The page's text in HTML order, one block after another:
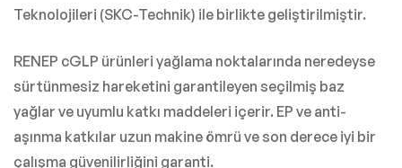
Teknolojileri (SKC-Technik) ile birlikte geliştirilmiştir.
RENEP cGLP ürünleri yağlama noktalarında neredeyse
sürtünmesiz hareketini garantileyen seçilmiş baz
yağlar ve uyumlu katkı maddeleri içerir. EP ve anti-
aşınma katkılar uzun makine ömrü ve son derece iyi bir
çalışma güvenilirliğini garanti.